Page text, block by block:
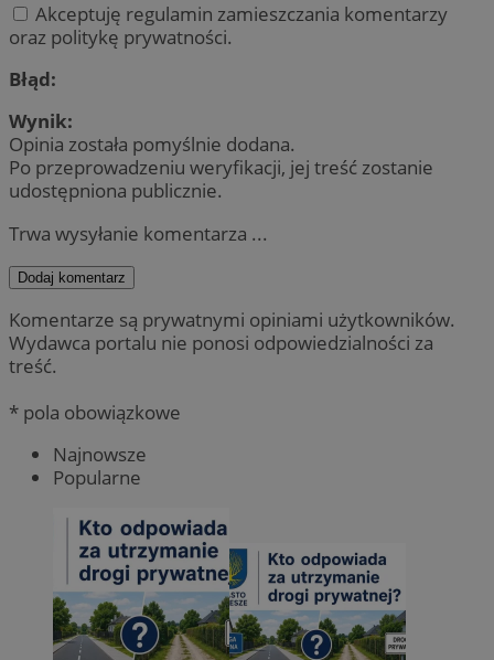
Akceptuję regulamin zamieszczania komentarzy
oraz politykę prywatności.
Błąd:
Wynik:
Opinia została pomyślnie dodana.
Po przeprowadzeniu weryfikacji, jej treść zostanie
udostępniona publicznie.
Trwa wysyłanie komentarza ...
Dodaj komentarz
Komentarze są prywatnymi opiniami użytkowników.
Wydawca portalu nie ponosi odpowiedzialności za
treść.
* pola obowiązkowe
Najnowsze
Popularne